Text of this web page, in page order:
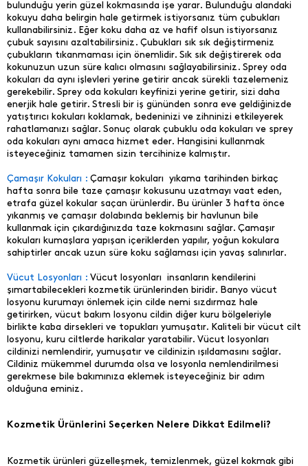
bulunduğu yerin güzel kokmasında işe yarar. Bulunduğu alandaki
kokuyu daha belirgin hale getirmek istiyorsanız tüm çubukları
kullanabilirsiniz. Eğer koku daha az ve hafif olsun istiyorsanız
çubuk sayısını azaltabilirsiniz. Çubukları sık sık değiştirmeniz
çubukların tıkanmaması için önemlidir. Sık sık değiştirerek oda
kokunuzun uzun süre kalıcı olmasını sağlayabilirsiniz. Sprey oda
kokuları da aynı işlevleri yerine getirir ancak sürekli tazelemeniz
gerekebilir. Sprey oda kokuları keyfinizi yerine getirir, sizi daha
enerjik hale getirir. Stresli bir iş gününden sonra eve geldiğinizde
yatıştırıcı kokuları koklamak, bedeninizi ve zihninizi etkileyerek
rahatlamanızı sağlar. Sonuç olarak çubuklu oda kokuları ve sprey
oda kokuları aynı amaca hizmet eder. Hangisini kullanmak
isteyeceğiniz tamamen sizin tercihinize kalmıştır.
Çamaşır Kokuları : Çamaşır kokuları yıkama tarihinden birkaç
hafta sonra bile taze çamaşır kokusunu uzatmayı vaat eden,
etrafa güzel kokular saçan ürünlerdir. Bu ürünler 3 hafta önce
yıkanmış ve çamaşır dolabında beklemiş bir havlunun bile
kullanmak için çıkardığınızda taze kokmasını sağlar. Çamaşır
kokuları kumaşlara yapışan içeriklerden yapılır, yoğun kokulara
sahiptirler ancak uzun süre koku sağlaması için yavaş salınırlar.
Vücut Losyonları : Vücut losyonları insanların kendilerini
şımartabilecekleri kozmetik ürünlerinden biridir. Banyo vücut
losyonu kurumayı önlemek için cilde nemi sızdırmaz hale
getirirken, vücut bakım losyonu cildin diğer kuru bölgeleriyle
birlikte kaba dirsekleri ve topukları yumuşatır. Kaliteli bir vücut cilt
losyonu, kuru ciltlerde harikalar yaratabilir. Vücut losyonları
cildinizi nemlendirir, yumuşatır ve cildinizin ışıldamasını sağlar.
Cildiniz mükemmel durumda olsa ve losyonla nemlendirilmesi
gerekmese bile bakımınıza eklemek isteyeceğiniz bir adım
olduğuna eminiz.
Kozmetik Ürünlerini Seçerken Nelere Dikkat Edilmeli?
Kozmetik ürünleri güzelleşmek, temizlenmek, güzel kokmak gibi